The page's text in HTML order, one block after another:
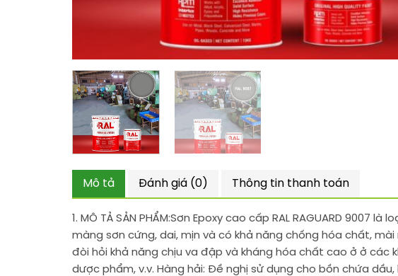
Mô tả Đánh giá (0) Thông tin thanh toán
1. MÔ TẢ SẢN PHẨM:Sơn Epoxy cao cấp RAL RAGUARD 9007
màng sơn cứng, dai, mịn và có khả năng chống hóa chất,
đòi hỏi khả năng chịu va đập và kháng hóa chất cao ở ở các
dược phẩm, v.v. Hàng hải: Đề nghị sử dụng cho bồn chứa